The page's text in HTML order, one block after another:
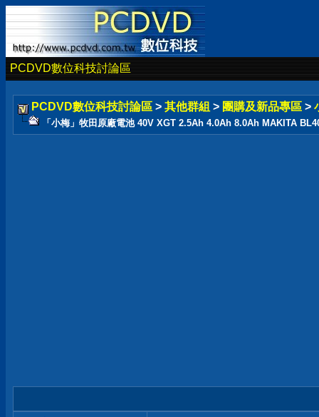
PCDVD數位科技討論區
PCDVD數位科技討論區 > 其他群組 > 團購及新品專區 >
「小梅」牧田原廠電池 40V XGT 2.5Ah 4.0Ah 8.0Ah MAKITA